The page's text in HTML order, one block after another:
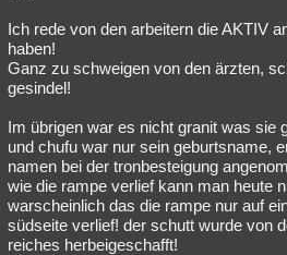
Ich rede von den arbeitern die AKTIV
haben!
Ganz zu schweigen von den ärzten,
gesindel!
Im übrigen war es nicht granit was sie
und chufu war nur sein geburtsname,
namen bei der tronbesteigung
wie die rampe verlief kann man heute
warscheinlich das die rampe nur auf
südseite verlief! der schutt wurde von
reiches herbeigeschafft!